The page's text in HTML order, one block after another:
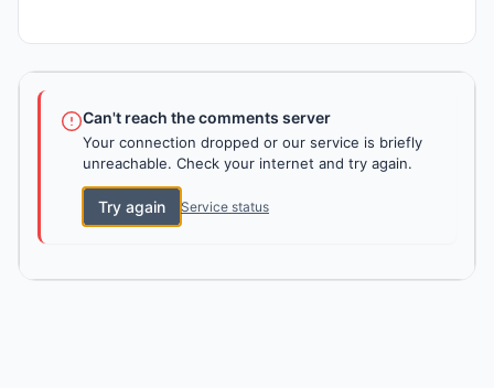
Can't reach the comments server
Your connection dropped or our service is briefly
unreachable. Check your internet and try again.
Try again Service status